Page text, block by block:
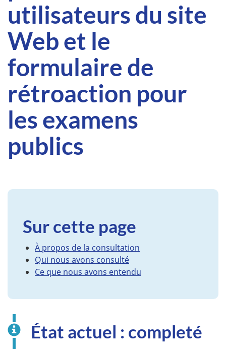
utilisateurs du site
Web et le
formulaire de
rétroaction pour
les examens
publics
Sur cette page
À propos de la consultation
Qui nous avons consulté
Ce que nous avons entendu
État actuel : completé